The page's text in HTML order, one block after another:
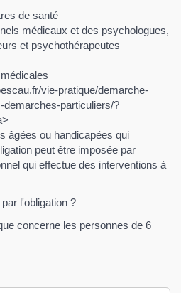
de santé
médicaux et des psychologues,
et psychothérapeutes
vie-pratique/demarche-
demarches-particuliers/?
âgées ou handicapées qui
peut être imposée par
qui effectue des interventions à
l'obligation ?
concerne les personnes de 6